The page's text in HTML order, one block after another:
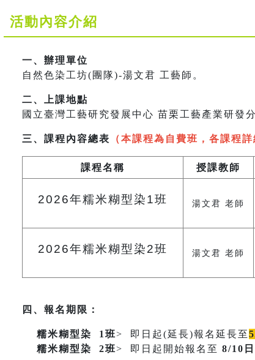
活動內容介紹
一、辦理單位
自然色染工坊(團隊)-湯文君 工藝師。
二、上課地點
國立臺灣工藝研究發展中心 苗栗工藝產業研發
三、課程內容總表 （本課程為自費班，各課程
課程名稱 授課教師
2026年糯米糊型染1班 湯文君 老師
2026年糯米糊型染2班 湯文君 老師
四、報名期限：
糯米糊型染 1班> 即日起(延長)報名延長至
糯米糊型染
2班> 即日起開始報名至 8/10日